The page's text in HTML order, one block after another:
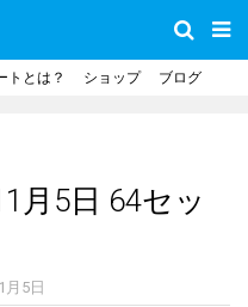
トとは？ ショップ ブログ
月5日 64セッ
月5日